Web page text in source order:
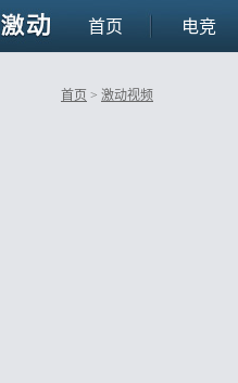
首页 电竞
首页 > 激动视频